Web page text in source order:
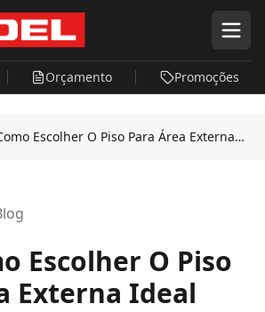
principal
Orçamento Promoções
Escolher O Piso Para Área Externa
Escolher O Piso
Externa Ideal